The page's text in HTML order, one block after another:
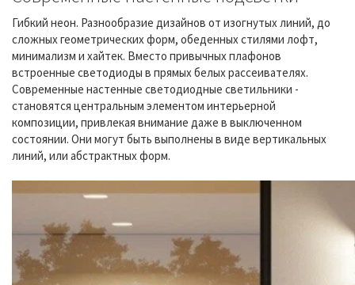
Гибкий неон. Разнообразие дизайнов от изогнутых линий, до
сложных геометрических форм, обеденных стилями лофт,
минимализм и хайтек. Вместо привычных плафонов
встроенные светодиоды в прямых белых рассеивателях.
Современные настенные светодиодные светильники -
становятся центральным элементом интерьерной
композиции, привлекая внимание даже в выключенном
состоянии. Они могут быть выполнены в виде вертикальных
линий, или абстрактных форм.